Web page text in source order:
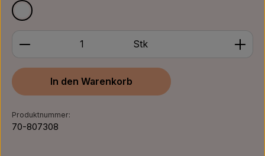
Weiß
Produkt Anzahl: Gib den gewünschten Wert ein
Stk
In den Warenkorb
Produktnummer:
70-807308